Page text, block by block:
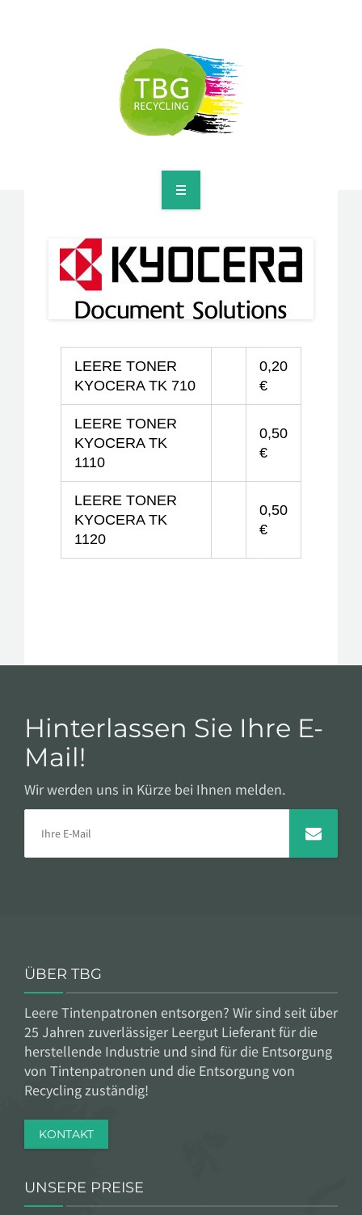
VERGÜTUNGSPREISE TINTENPATRONEN
> WEITERES
> KONTAKTIEREN
LEERE TONER
KYOCERA TK 710
0,20
€
LEERE TONER
KYOCERA TK
1110
0,50
€
LEERE TONER
KYOCERA TK
1120
0,50
€
Hinterlassen Sie Ihre E-
Mail!
Wir werden uns in Kürze bei Ihnen melden.
ÜBER TBG
Leere Tintenpatronen entsorgen? Wir sind seit über
25 Jahren zuverlässiger Leergut Lieferant für die
herstellende Industrie und sind für die Entsorgung
von Tintenpatronen und die Entsorgung von
Recycling zuständig!
KONTAKT
UNSERE PREISE